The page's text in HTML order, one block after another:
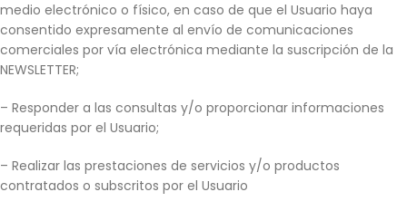
medio electrónico o físico, en caso de que el Usuario haya
consentido expresamente al envío de comunicaciones
comerciales por vía electrónica mediante la suscripción de la
NEWSLETTER;
– Responder a las consultas y/o proporcionar informaciones
requeridas por el Usuario;
– Realizar las prestaciones de servicios y/o productos
contratados o subscritos por el Usuario